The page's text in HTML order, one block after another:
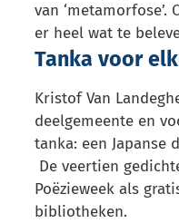
van
er heel wat te
Tanka voor
Kristof Van
deelgemeente en
tanka: een Japanse
De veertien
Poëzieweek als
bibliotheken.